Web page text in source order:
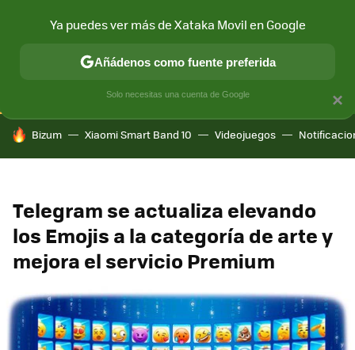
CONECTIVIDAD MÓVIL Y SOCIEDAD APLICACIONES
HOY SE HABLA DE
Bizum Xiaomi Smart Band 10 Videojuegos
Telegram se actualiza elevando
los Emojis a la categoría de arte y
mejora el servicio Premium
×
Ya puedes ver más de Xataka Movil en Google
Añádenos como fuente preferida
Solo necesitas una cuenta de Google